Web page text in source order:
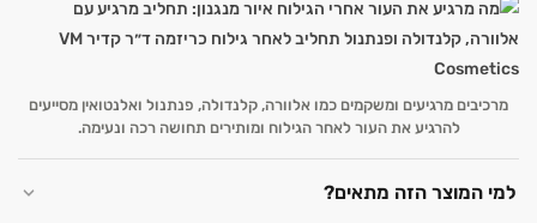
מרכיבים מרגיעים ומשקמים כמו אלוורה, קלנדולה, פנתנול ואלנטואין מסייעים
להרגיע את העור לאחר הגילוח ומותירים תחושה רכה ונעימה.
למי המוצר הזה מתאים?